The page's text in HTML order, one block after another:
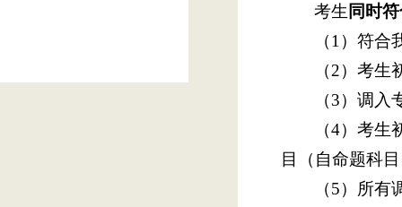
考生 同时
（1）符
（2）考
（3）调
（4）考
目（自命题科
（5）所